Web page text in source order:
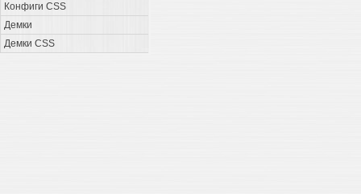
Конфиги CSS
Демки
Демки CSS